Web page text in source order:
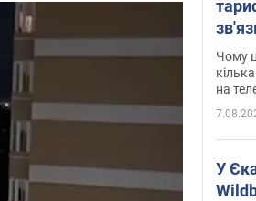
Чому
на
У